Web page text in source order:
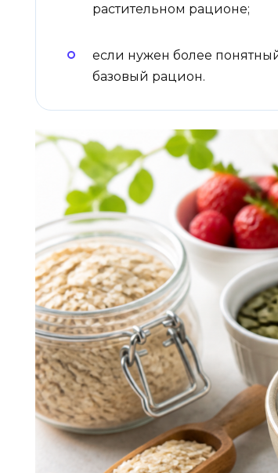
растительном рационе;
если нужен более
базовый рацион.